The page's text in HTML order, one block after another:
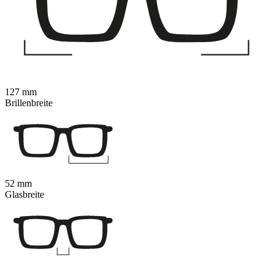
127 mm
Brillenbreite
52 mm
Glasbreite